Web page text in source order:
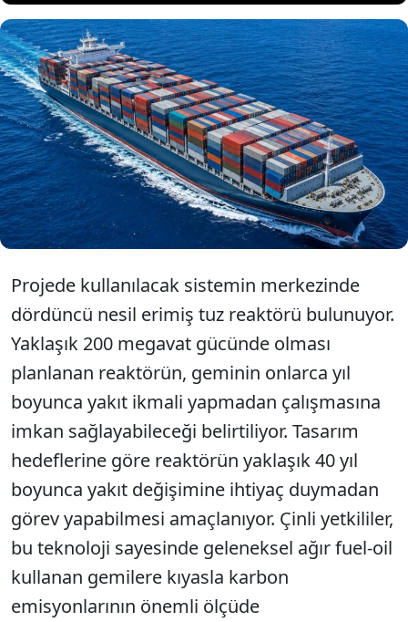
Çin, deniz taşımacılığında ezber bozabilecek bir
proje üzerinde çalışıyor. Ülkenin önde gelen
tersanelerinden Jiangnan Shipyard, toryumla
çalışan nükleer reaktöre sahip dev bir konteyner
gemisi tasarlıyor. Tamamlanması halinde dünyanın
en büyük nükleer ticaret gemilerinden biri olması
beklenen proje, yaklaşık 25 bin konteyner taşıma
kapasitesiyle dikkat çekiyor.
Projede kullanılacak sistemin merkezinde
dördüncü nesil erimiş tuz reaktörü bulunuyor.
Yaklaşık 200 megavat gücünde olması
planlanan reaktörün, geminin onlarca yıl
boyunca yakıt ikmali yapmadan çalışmasına
imkan sağlayabileceği belirtiliyor. Tasarım
hedeflerine göre reaktörün yaklaşık 40 yıl
boyunca yakıt değişimine ihtiyaç duymadan
görev yapabilmesi amaçlanıyor. Çinli yetkililer,
bu teknoloji sayesinde geleneksel ağır fuel-oil
kullanan gemilere kıyasla karbon
emisyonlarının önemli ölçüde